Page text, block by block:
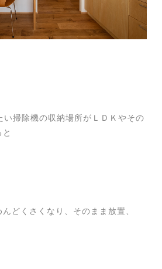
掃除機の収納場所がＬＤＫやその
どくさくなり、そのまま放置、